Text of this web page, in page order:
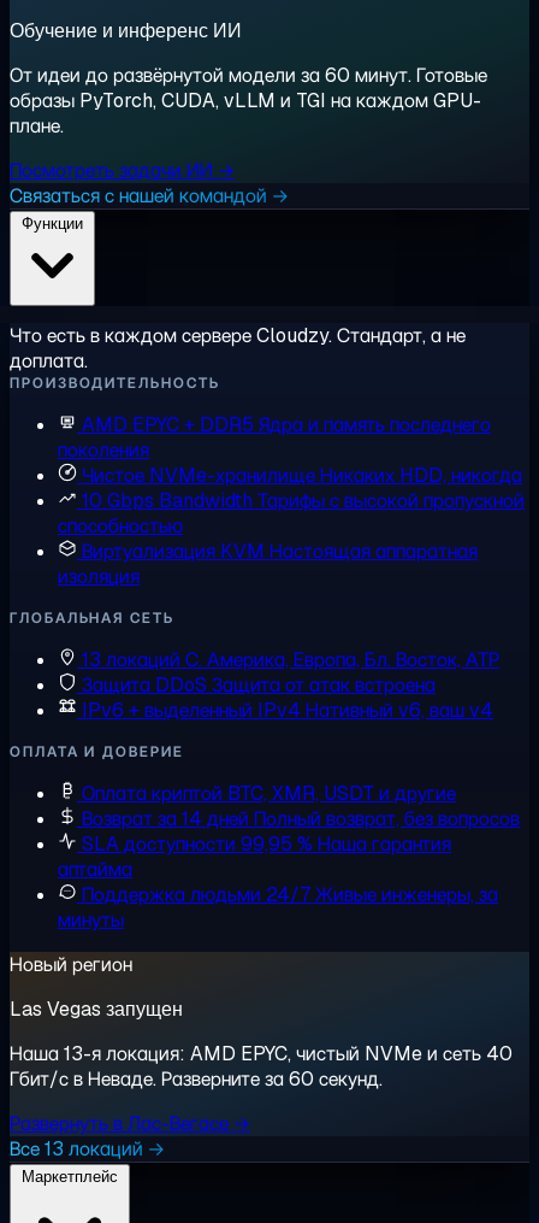
Обучение и инференс ИИ
От идеи до развёрнутой модели за 60 минут. Готовые
образы PyTorch, CUDA, vLLM и TGI на каждом GPU-
плане.
Посмотреть задачи ИИ →
Связаться с нашей командой →
Что есть в каждом сервере Cloudzy. Стандарт, а не
доплата.
ПРОИЗВОДИТЕЛЬНОСТЬ
AMD EPYC + DDR5 Ядра и память последнего
поколения
Чистое NVMe-хранилищеНикаких HDD, никогда
10 Gbps Bandwidth Тарифы с высокой пропускной
способностью
Виртуализация KVM Настоящая аппаратная
изоляция
ГЛОБАЛЬНАЯ СЕТЬ
13 локаций С. Америка, Европа, Бл. Восток, АТР
Защита DDoS Защита от атак встроена
IPv6 + выделенный IPv4 Нативный v6, ваш v4
ОПЛАТА И ДОВЕРИЕ
Оплата криптой BTC, XMR, USDT и другие
Возврат за 14 дней Полный возврат, без вопросов
SLA доступности 99,95 % Наша гарантия
аптайма
Поддержка людьми 24/7Живые инженеры, за
минуты
Новый регион
Las Vegas запущен
Наша 13-я локация: AMD EPYC, чистый NVMe и сеть 40
Гбит/с в Неваде. Разверните за 60 секунд.
Развернуть в Лас-Вегасе →
Все 13 локаций →